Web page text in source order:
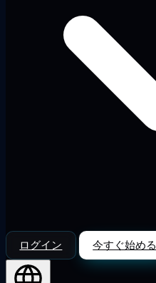
ログイン 今すぐ始める